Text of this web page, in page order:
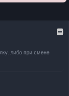
либо при смене